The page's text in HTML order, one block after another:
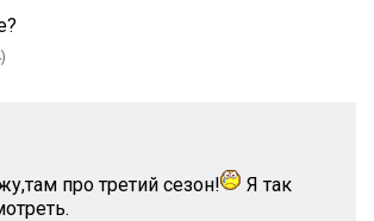
про третий сезон!
Я так